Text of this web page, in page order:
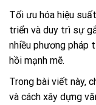
Tối ưu hóa hiệu
triển và duy trì sự
nhiều phương pháp
hồi mạnh mẽ.
Trong bài viết này,
và cách xây dựng